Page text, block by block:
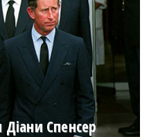
Діани Спенсер